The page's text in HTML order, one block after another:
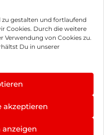
gestalten und fortlaufend
Cookies. Durch die weitere
Verwendung von Cookies zu.
Du in unserer
akzeptieren